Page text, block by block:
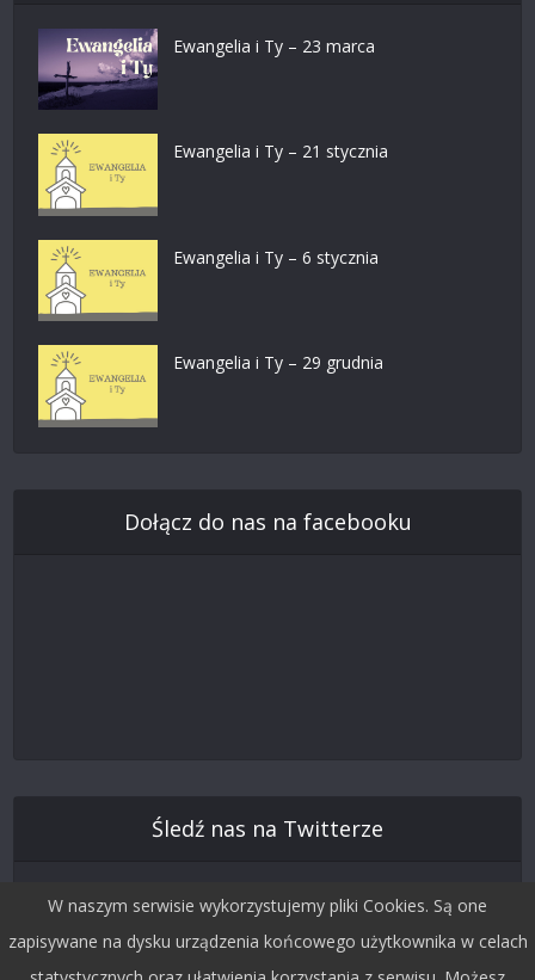
Ewangelia i Ty – 23 marca
Ewangelia i Ty – 21 stycznia
Ewangelia i Ty – 6 stycznia
Ewangelia i Ty – 29 grudnia
Dołącz do nas na facebooku
Śledź nas na Twitterze
W naszym serwisie wykorzystujemy pliki Cookies. Są one
zapisywane na dysku urządzenia końcowego użytkownika w celach